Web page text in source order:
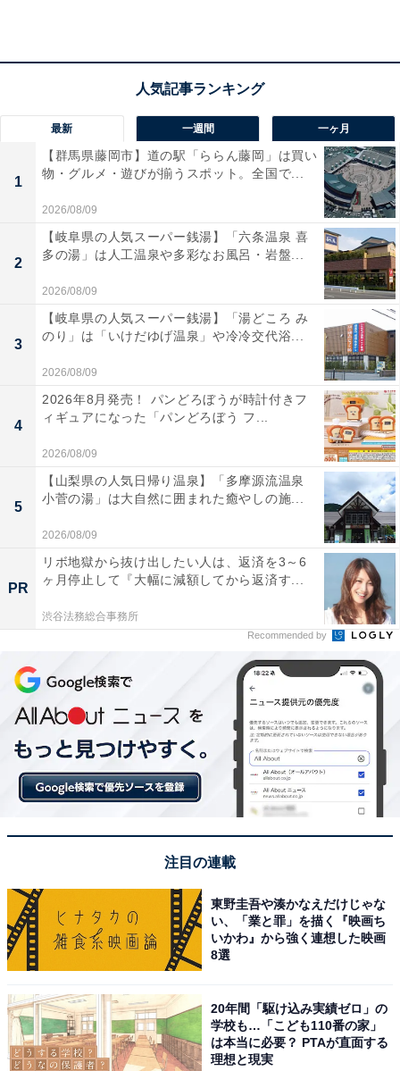
せました」「本当に全て美味しかった」という声があが
地ブランド牛を味わいたい人におすすめの宿です。
楽天トラベルの「5と0のつく日」キャンペーンと
は？
楽天トラベルでは、毎月5日・10日・15日・20日・25
日・30日に特別キャンペーンを実施。対象日にエントリ
ー＆予約をすると、宿泊料金が特別価格になるほか、ポ
イント還元率もアップします。
さらに、キャンペーン対象施設の中には、期間限定のス
ペシャルプランや豪華特典が付く場合もあります。旅行
をお得に楽しみたい方は、ぜひこの機会を活用しましょ
＞楽天トラベルでキャンペーンを見る
※掲載されている情報は記事公開時のものです。あらか
オールアバウトに還元されることがあります。
この記事の執筆者：
All About ニュース お買
Amazonのセール商品から売れ筋ランキングまで、毎日のお買いも
のがもっと楽しく、もっとお得になる情報をお届け。編集部員によ
る独自レビューなど、ここでしか手に入らない情報も満載です。
最新 一週間 一ヶ月
1
【群馬県藤岡市】道の駅「ららん藤岡」は買い
物・グルメ・遊びが揃うスポット。全国で...
2026/08/09
2
【岐阜県の人気スーパー銭湯】「六条温泉 喜
多の湯」は人工温泉や多彩なお風呂・岩盤...
2026/08/09
3
【岐阜県の人気スーパー銭湯】「湯どころ み
のり」は「いけだゆげ温泉」や冷冷交代浴...
2026/08/09
4
2026年8月発売！ パンどろぼうが時計付きフ
ィギュアになった「パンどろぼう フ...
2026/08/09
5
【山梨県の人気日帰り温泉】「多摩源流温泉
小菅の湯」は大自然に囲まれた癒やしの施...
2026/08/09
PR
リボ地獄から抜け出したい人は、返済を3～6
ヶ月停止して『大幅に減額してから返済す...
渋谷法務総合事務所
Recommended by
注目の連載
東野圭吾や湊かなえだけじゃな
い、「業と罪」を描く『映画ち
いかわ』から強く連想した映画
8選
20年間「駆け込み実績ゼロ」の
学校も…「こども110番の家」
は本当に必要？ PTAが直面する
理想と現実